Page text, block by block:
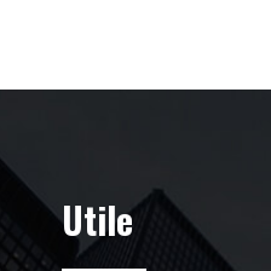
Utile